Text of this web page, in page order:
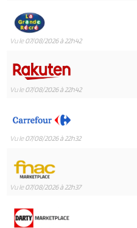
Vu le07/08/2026 à 22h42
Vu le07/08/2026 à 22h42
Vu le07/08/2026 à 22h32
Vu le07/08/2026 à 22h37